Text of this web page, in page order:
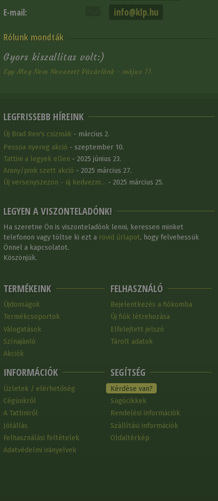
E-mail: info@klp.hu
Rólunk mondták
Gyors kiszallitas volt:)
Egy Meg Nem Nevezett Vásárlónk - május 11.
LEGFRISSEBB HÍREINK
Új Brad Ren's csizmák - március 2.
Pessoa nyereg akció - szeptember 10.
Tattini a legyek ellen - 2025 június 23.
Arany/pink szett akció - 2025 március 27.
Új versenyszezon - új kedvezm… - 2025 március 25.
LEGYEN A VISZONTELADÓNK!
Ha szeretne Ön is viszonteladónk lenni, keressen minket
telefonon vagy töltse ki ezt a rövid űrlapot, hogy felvehessük
Önnel a kapcsolatot.
Köszönjük.
TERMÉKEINK
Újdonságok
Termékcsoportok
Válogatások
Színajánló
Akciók
INFORMÁCIÓK
Üzletek / elérhetőség
Cégünkről
A Tattiniről
Jótállás
Felhasználási feltételek
Adatvédelmi irányelvek
FELHASZNÁLÓ
Bejelentkezés a fiókomba
Új fiók létrehozása
Elfelejtett jelszó
Tárolt adatok
SEGÍTSÉG
Kérdése van?
Súgócikkek
Rendelési információk
Szállítási információk
Oldaltérkép